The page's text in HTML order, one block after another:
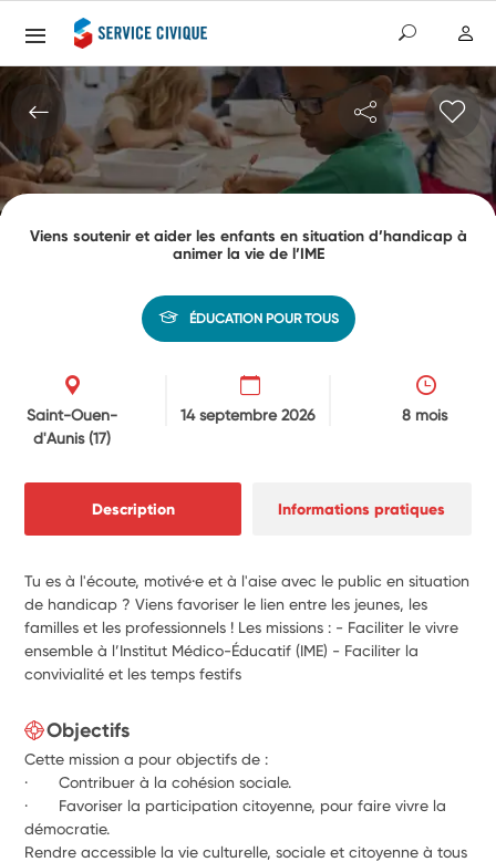
Viens soutenir et aider les enfants en situation d’handicap à
animer la vie de l’IME
ÉDUCATION POUR TOUS
Saint-Ouen-
d'Aunis(17)
14 septembre 2026 8 mois
Description Informations pratiques
Tu es à l'écoute, motivé·e et à l'aise avec le public en situation
de handicap ? Viens favoriser le lien entre les jeunes, les
familles et les professionnels ! Les missions : - Faciliter le vivre
ensemble à l’Institut Médico-Éducatif (IME) - Faciliter la
convivialité et les temps festifs
Objectifs
Cette mission a pour objectifs de :
· Contribuer à la cohésion sociale.
· Favoriser la participation citoyenne, pour faire vivre la
démocratie.
Rendre accessible la vie culturelle, sociale et citoyenne à tous